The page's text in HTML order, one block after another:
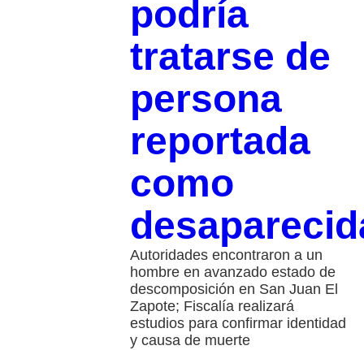
podría
tratarse de
persona
reportada
como
Autoridades encontraron a un
hombre en avanzado estado de
descomposición en San Juan El
Zapote; Fiscalía realizará
estudios para confirmar identidad
y causa de muerte